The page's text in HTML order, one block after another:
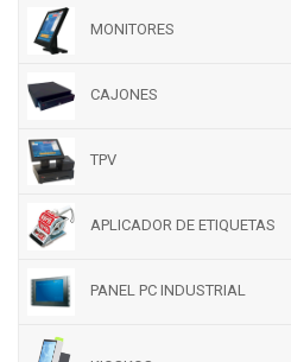
MONITORES
CAJONES
TPV
APLICADOR DE ETIQUETAS
PANEL PC INDUSTRIAL